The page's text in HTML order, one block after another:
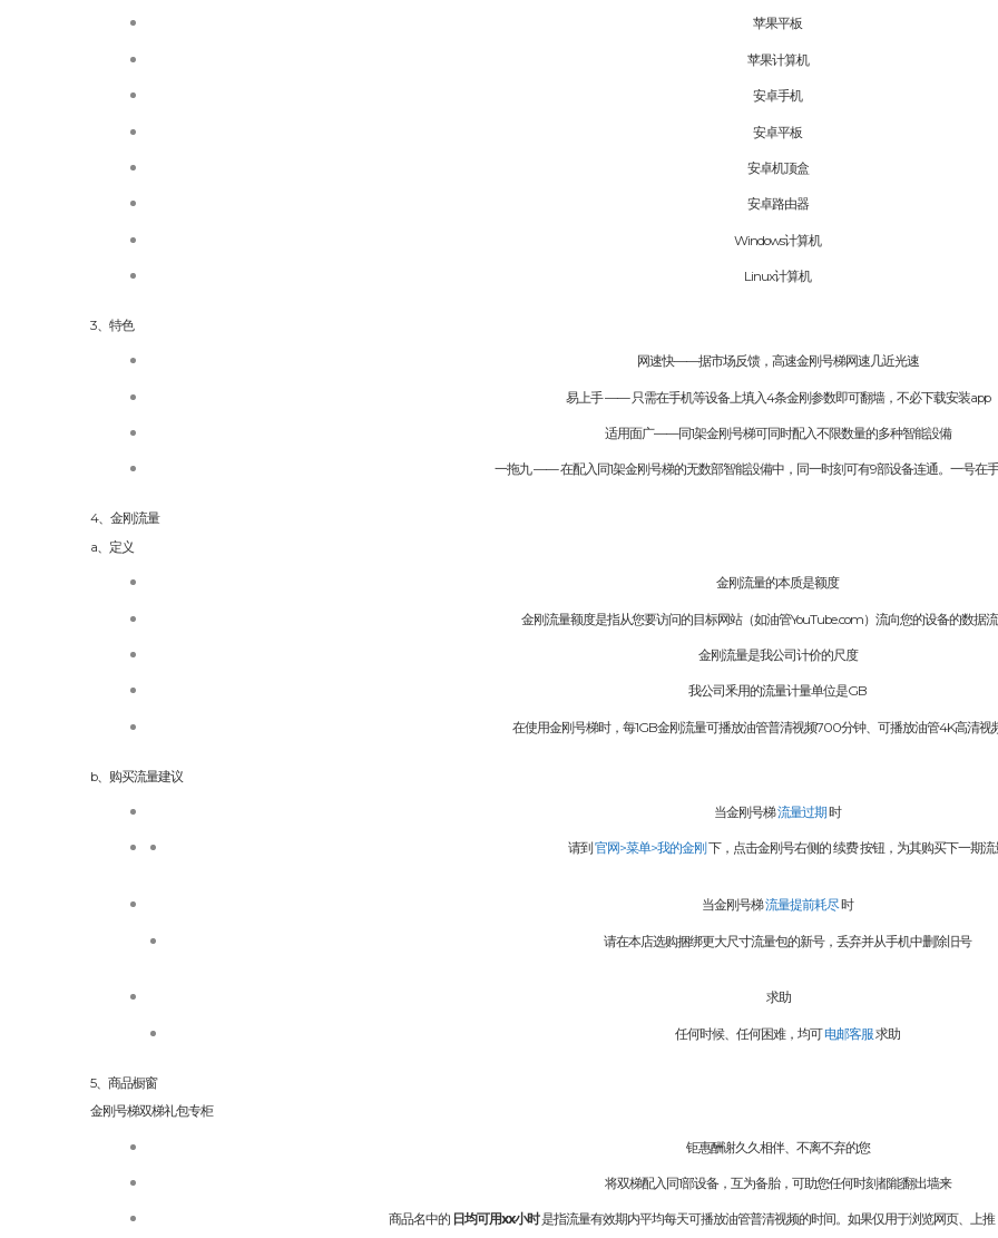
苹果平板
苹果计算机
安卓手机
安卓平板
安卓机顶盒
安卓路由器
Windows计算机
Linux计算机
3、特色
网速快——据市场反馈，高速金刚号梯网速几近光速
易上手 —— 只需在手机等设备上填入4条金刚参数即可翻墙，不必下载安装app
适用面广——同1架金刚号梯可同时配入不限数量的多种智能設備
一拖九 —— 在配入同1架金刚号梯的无数部智能設備中，同一时刻可有9部设备连通。一号在
4、金刚流量
a、定义
金刚流量的本质是额度
金刚流量额度是指从您要访问的目标网站（如油管YouTube.com）流向您的设备的数据
金刚流量是我公司计价的尺度
我公司釆用的流量计量单位是GB
在使用金刚号梯时，每1GB金刚流量可播放油管普清视频700分钟、可播放油管4K高清视
b、购买流量建议
当金刚号梯流量过期 时
请到官网>菜单>我的金刚 下，点击金刚号右侧的 续费 按钮，为其购买下一期流
当金刚号梯流量提前耗尽时
请在本店选购捆绑更大尺寸流量包的新号，丢弃并从手机中删除旧号
求助
任何时候、任何困难，均可电邮客服求助
5、商品橱窗
金刚号梯双梯礼包专柜
钜惠酬谢久久相伴、不离不弃的您
将双梯配入同1部设备，互为备胎，可助您任何时刻都能翻出墙来
商品名中的 日均可用xx小时是指流量有效期内平均每天可播放油管普清视频的时间。如果仅用于浏览网页、上